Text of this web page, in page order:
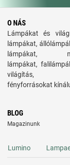
O NÁS
Lámpákat és
lámpákat,
lámpákat,
lámpákat,
világítás,
fényforrásokat
BLOG
Magazinunk
Lumino